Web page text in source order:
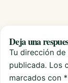
Deja una
Tu dirección
publicada. Los
marcados con *